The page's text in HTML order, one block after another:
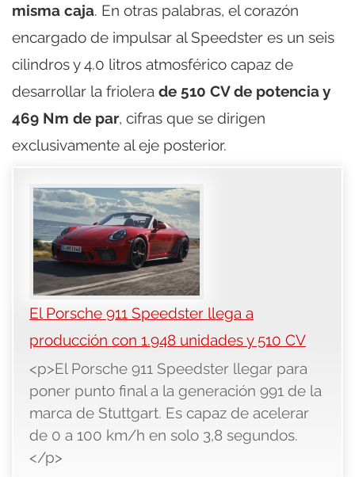
misma caja. En otras palabras, el corazón
encargado de impulsar al Speedster es un seis
cilindros y 4.0 litros atmosférico capaz de
desarrollar la friolera de 510 CV de potencia y
469 Nm de par, cifras que se dirigen
exclusivamente al eje posterior.
El Porsche 911 Speedster llega a
producción con 1.948 unidades y 510 CV
<p>El Porsche 911 Speedster llegar para
poner punto final a la generación 991 de la
marca de Stuttgart. Es capaz de acelerar
de 0 a 100 km/h en solo 3,8 segundos.
</p>